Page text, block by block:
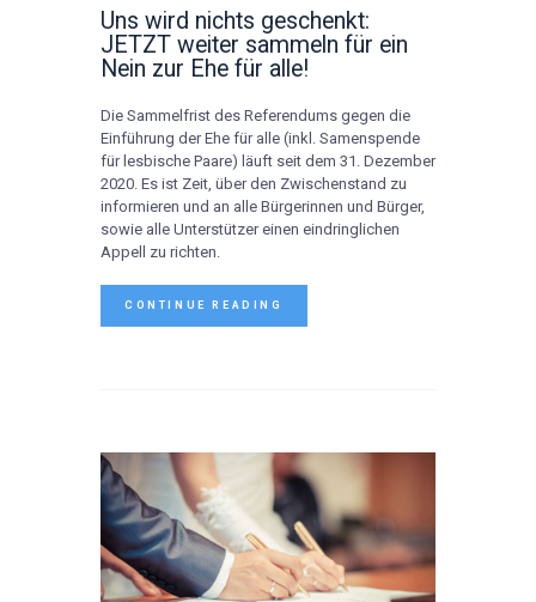
Uns wird nichts geschenkt:
JETZT weiter sammeln für ein
Nein zur Ehe für alle!
Die Sammelfrist des Referendums gegen die
Einführung der Ehe für alle (inkl. Samenspende
für lesbische Paare) läuft seit dem 31. Dezember
2020. Es ist Zeit, über den Zwischenstand zu
informieren und an alle Bürgerinnen und Bürger,
sowie alle Unterstützer einen eindringlichen
Appell zu richten.
CONTINUE READING